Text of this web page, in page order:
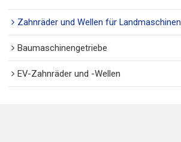
Zahnräder und Wellen für Landmaschinen
Baumaschinengetriebe
EV-Zahnräder und -Wellen